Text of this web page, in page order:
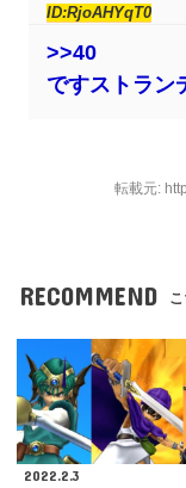
ID:RjoAHYqT0
>>40
ですストラン
転載元:
RECOMMEND
2022.2.3